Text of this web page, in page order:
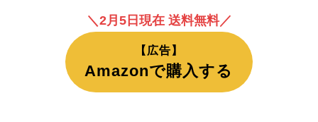
＼2月5日現在 送料無料／
【広告】
Amazonで購入する